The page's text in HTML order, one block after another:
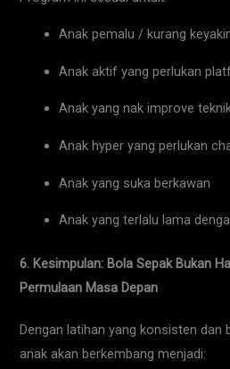
Anak pemalu / kurang
Anak aktif yang perlukan
Anak yang nak improve
Anak hyper yang perlukan
Anak yang suka berkawan
Anak yang terlalu lama
6. Kesimpulan: Bola Sepak Bukan
Permulaan Masa Depan
Dengan latihan yang konsisten dan
anak akan berkembang menjadi: